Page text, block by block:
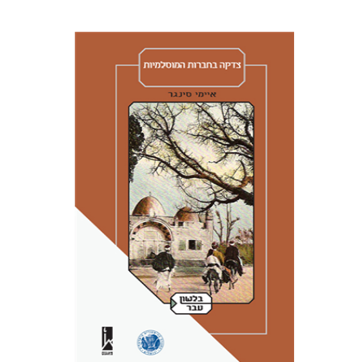
איימי סינגר
יצחק חן
אבנר גלעדי
מירי
אליאב-פלדון
רענן ריין
דורון מגן
הנחת אתר ספר מודפס
$46
$41